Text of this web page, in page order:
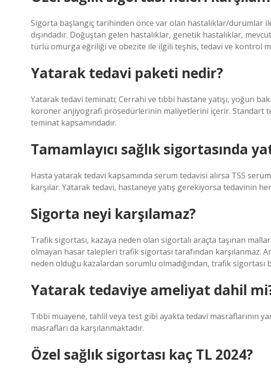
Sigorta başlangıç ​​tarihinden önce var olan hastalıklar/durumlar
dışındadır. Doğuştan gelen hastalıklar, genetik hastalıklar,
türlü omurga eğriliği ve obezite ile ilgili teşhis, tedavi ve kontrol
Yatarak tedavi paketi nedir?
Yatarak tedavi teminatı; Cerrahi ve tıbbi hastane yatışı, yoğun
koroner anjiyografi prosedürlerinin maliyetlerini içerir. Standart
teminat kapsamındadır.
Tamamlayıcı sağlık sigortasında
Hasta yatarak tedavi kapsamında serum tedavisi alırsa TSS
karşılar. Yatarak tedavi, hastaneye yatış gerekiyorsa tedavinin her
Sigorta neyi karşılamaz?
Trafik sigortası, kazaya neden olan sigortalı araçta taşınan
olmayan hasar talepleri trafik sigortası tarafından karşılanmaz.
neden olduğu kazalardan sorumlu olmadığından, trafik sigortası
Yatarak tedaviye ameliyat dahil
Tıbbi muayene, tahlil veya test gibi ayakta tedavi masraflarının
masrafları da karşılanmaktadır.
Özel sağlık sigortası kaç TL 2024?